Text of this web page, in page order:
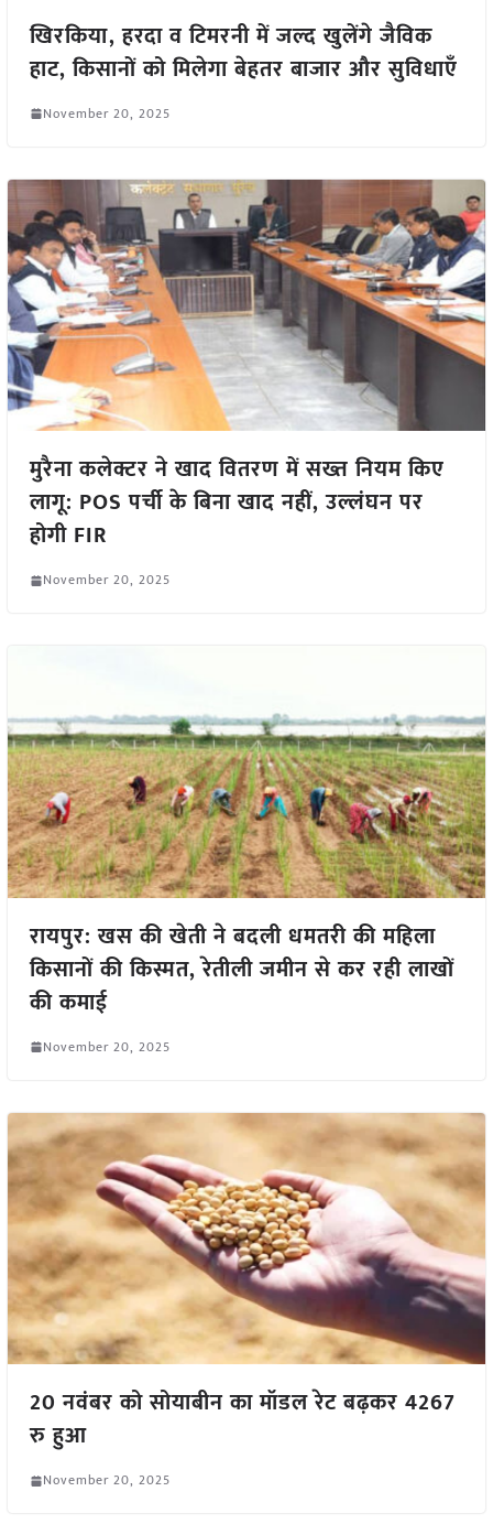
खिरकिया, हरदा व टिमरनी में जल्द खुलेंगे जैविक
हाट, किसानों को मिलेगा बेहतर बाजार और सुविधाएँ
November 20, 2025
मुरैना कलेक्टर ने खाद वितरण में सख्त नियम किए
लागू: POS पर्ची के बिना खाद नहीं, उल्लंघन पर
होगी FIR
November 20, 2025
रायपुर: खस की खेती ने बदली धमतरी की महिला
किसानों की किस्मत, रेतीली जमीन से कर रही लाखों
की कमाई
November 20, 2025
20 नवंबर को सोयाबीन का मॉडल रेट बढ़कर 4267
रु हुआ
November 20, 2025